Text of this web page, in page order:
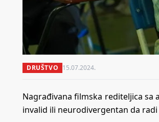
DRUŠTVO 15.07.2024.
Nagrađivana filmska rediteljica sa
invalid ili neurodivergentan da